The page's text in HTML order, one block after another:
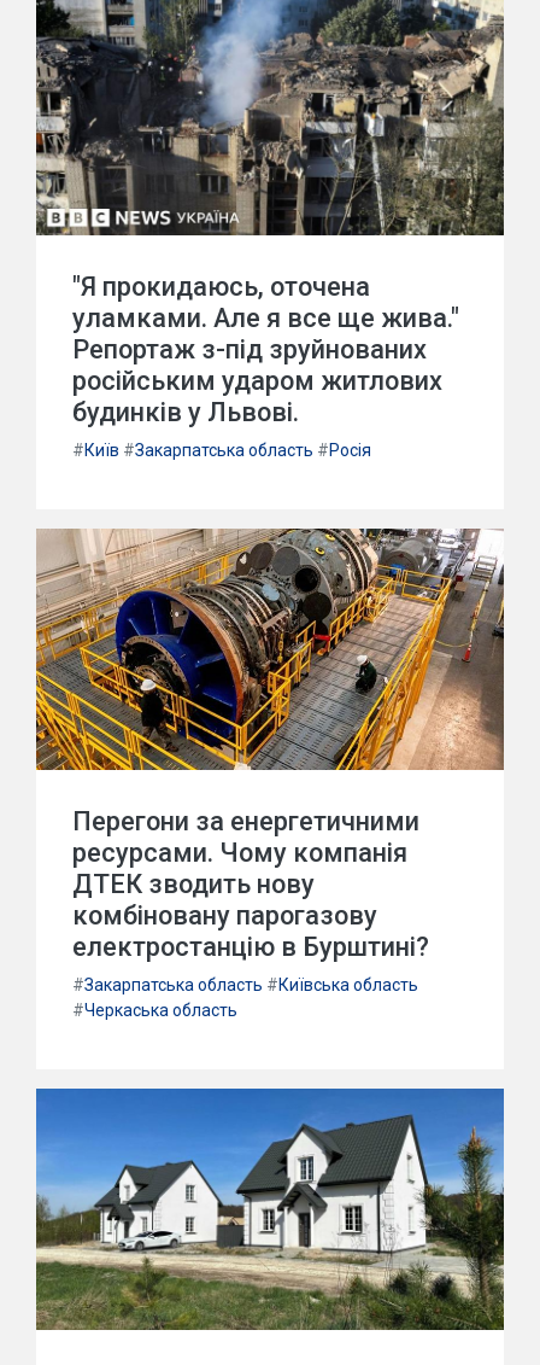
"Я прокидаюсь, оточена
уламками. Але я все ще жива."
Репортаж з-під зруйнованих
російським ударом житлових
будинків у Львові.
#Київ #Закарпатська область #Росія
Перегони за енергетичними
ресурсами. Чому компанія
ДТЕК зводить нову
комбіновану парогазову
електростанцію в Бурштині?
#Закарпатська область #Київська область
#Черкаська область